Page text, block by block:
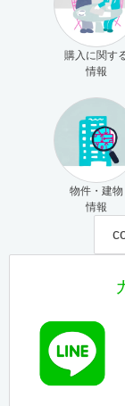
購入に関す
情報
物件・建物
情報